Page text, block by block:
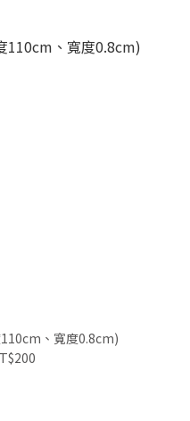
、寬度0.8cm)